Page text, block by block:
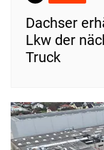
Dachser
Lkw der
Truck